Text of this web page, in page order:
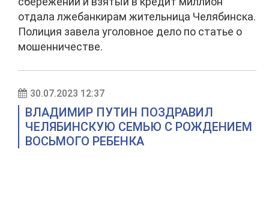
отдала лжебанкирам жительница Челябинска.
Полиция завела уголовное дело по статье о
мошенничестве.
30.07.2023 12:37
ВЛАДИМИР ПУТИН ПОЗДРАВИЛ
ЧЕЛЯБИНСКУЮ СЕМЬЮ С РОЖДЕНИЕМ
ВОСЬМОГО РЕБЕНКА